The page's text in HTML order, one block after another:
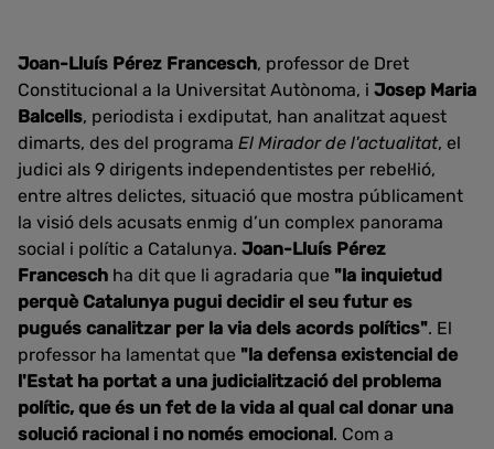
Joan-Lluís Pérez Francesch, professor de Dret
Constitucional a la Universitat Autònoma, i Josep Maria
Balcells, periodista i exdiputat, han analitzat aquest
dimarts, des del programa El Mirador de l'actualitat, el
judici als 9 dirigents independentistes per rebel·lió,
entre altres delictes, situació que mostra públicament
la visió dels acusats enmig d’un complex panorama
social i polític a Catalunya. Joan-Lluís Pérez
Francesch ha dit que li agradaria que "la inquietud
perquè Catalunya pugui decidir el seu futur es
pugués canalitzar per la via dels acords polítics". El
professor ha lamentat que "la defensa existencial de
l'Estat ha portat a una judicialització del problema
polític, que és un fet de la vida al qual cal donar una
solució racional i no només emocional. Com a